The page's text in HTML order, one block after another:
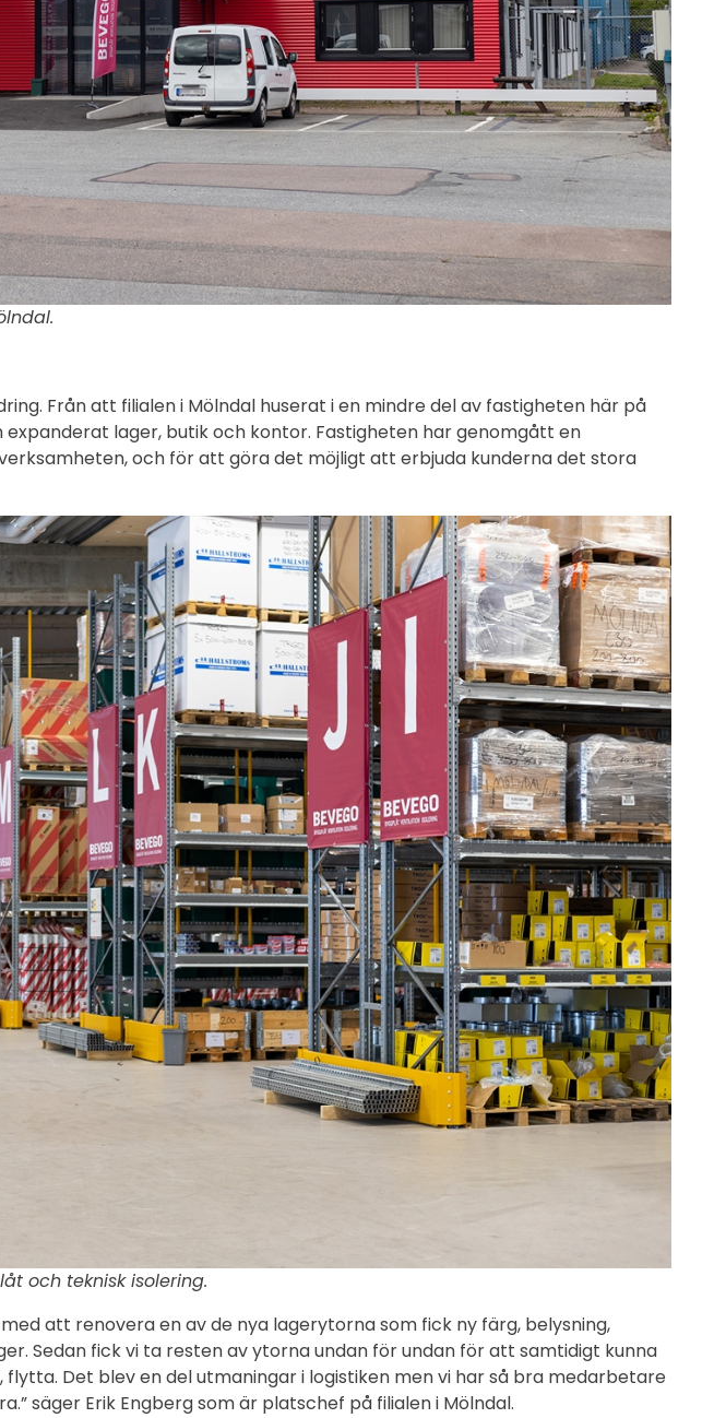
Från att filialen i Mölndal huserat i en mindre del av fastigheten här på
lager, butik och kontor. Fastigheten har genomgått en
och för att göra det möjligt att erbjuda kunderna det stora
och teknisk isolering.
att renovera en av de nya lagerytorna som fick ny färg, belysning,
Sedan fick vi ta resten av ytorna undan för undan för att samtidigt kunna
Det blev en del utmaningar i logistiken men vi har så bra medarbetare
säger Erik Engberg som är platschef på filialen i Mölndal.